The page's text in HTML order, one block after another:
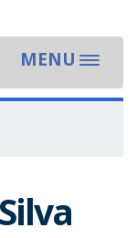
MENU
Toggle